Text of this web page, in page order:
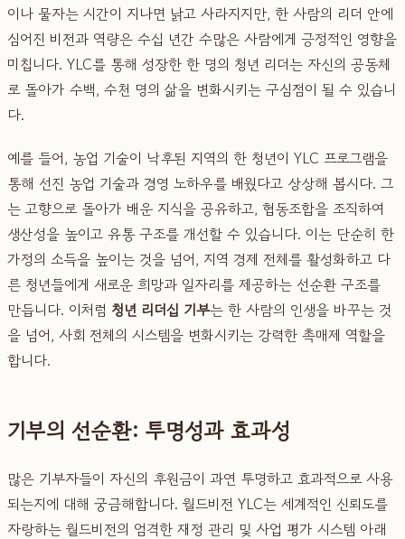
이나 물자는 시간이 지나면 낡고 사라지지만, 한 사람의 리더 안에
심어진 비전과 역량은 수십 년간 수많은 사람에게 긍정적인 영향을
미칩니다. YLC를 통해 성장한 한 명의 청년 리더는 자신의 공동체
로 돌아가 수백, 수천 명의 삶을 변화시키는 구심점이 될 수 있습니
다.
예를 들어, 농업 기술이 낙후된 지역의 한 청년이 YLC 프로그램을
통해 선진 농업 기술과 경영 노하우를 배웠다고 상상해 봅시다. 그
는 고향으로 돌아가 배운 지식을 공유하고, 협동조합을 조직하여
생산성을 높이고 유통 구조를 개선할 수 있습니다. 이는 단순히 한
가정의 소득을 높이는 것을 넘어, 지역 경제 전체를 활성화하고 다
른 청년들에게 새로운 희망과 일자리를 제공하는 선순환 구조를
만듭니다. 이처럼 청년 리더십 기부는 한 사람의 인생을 바꾸는 것
을 넘어, 사회 전체의 시스템을 변화시키는 강력한 촉매제 역할을
합니다.
기부의 선순환: 투명성과 효과성
많은 기부자들이 자신의 후원금이 과연 투명하고 효과적으로 사용
되는지에 대해 궁금해합니다. 월드비전 YLC는 세계적인 신뢰도를
자랑하는 월드비전의 엄격한 재정 관리 및 사업 평가 시스템 아래